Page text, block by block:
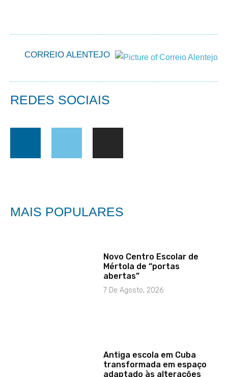
CORREIO ALENTEJO
REDES SOCIAIS
MAIS POPULARES
Novo Centro Escolar de
Mértola de “portas
abertas”
7 De Agosto, 2026
Antiga escola em Cuba
transformada em espaço
adaptado às alterações